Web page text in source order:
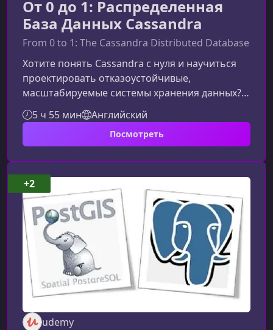
От 0 до 1: Распределенная
База Данных Cassandra
From 0 to 1: The Cassandra Distributed Database
Хотите понять Cassandra с нуля и научиться
проектировать отказоустойчивые,
масштабируемые системы хранения данных?
Этот улучшенный обзор курса поможет
пользователям сразу увидеть ценность
обучения и понять, какие навыки они получат
сегодняСовременные приложения генерируют
огромные объемы данных, часто
неструктурированных и требующих
горизонтального масштабирования.
Cassandra — один из самых популярных
5 ч 55 мин Английский
Посмотреть
udemy
+2